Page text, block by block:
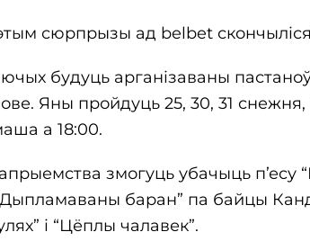
сюрпрызы ад belbet
будуць арганізаваны
Яны пройдуць 25, 30, 31 снежня,
а 18:00.
змогуць убачыць п’есу
“Дыпламаваны баран” па байцы
і “Цёплы чалавек”.